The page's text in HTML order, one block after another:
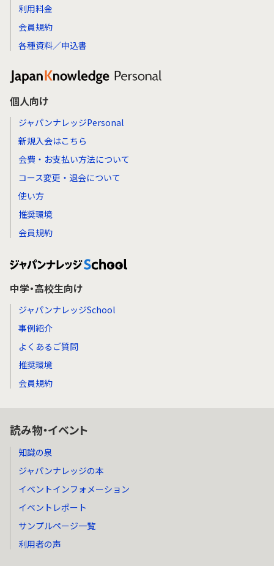
利用料金
会員規約
各種資料／申込書
個人向け
ジャパンナレッジPersonal
新規入会はこちら
会費・お支払い方法について
コース変更・退会について
使い方
推奨環境
会員規約
中学・高校生向け
ジャパンナレッジSchool
事例紹介
よくあるご質問
推奨環境
会員規約
読み物・イベント
知識の泉
ジャパンナレッジの本
イベントインフォメーション
イベントレポート
サンプルページ一覧
利用者の声